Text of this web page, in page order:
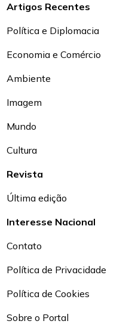
Artigos Recentes
Política e Diplomacia
Economia e Comércio
Ambiente
Imagem
Mundo
Cultura
Revista
Última edição
Interesse Nacional
Contato
Política de Privacidade
Política de Cookies
Sobre o Portal